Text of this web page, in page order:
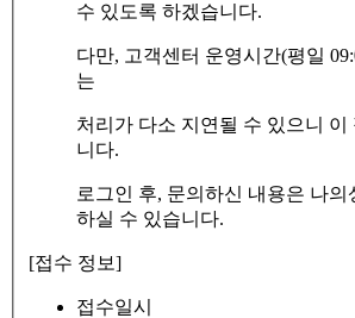
수 있도록 하겠습니다.
다만, 고객센터 운영시간(평일
는
처리가 다소 지연될 수 있으니 이
니다.
로그인 후, 문의하신 내용은 나의
하실 수 있습니다.
[접수 정보]
접수일시